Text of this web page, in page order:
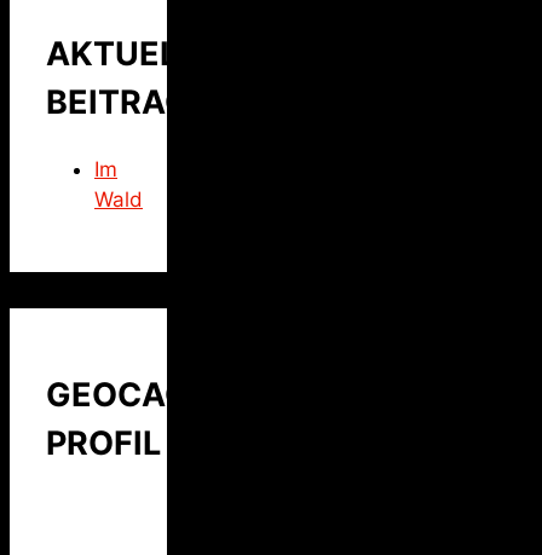
AKTUELLER
BEITRAG
Im
Wald
GEOCACHING
PROFIL